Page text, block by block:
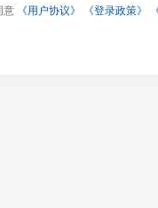
意 《用户协议》 《登录政策》